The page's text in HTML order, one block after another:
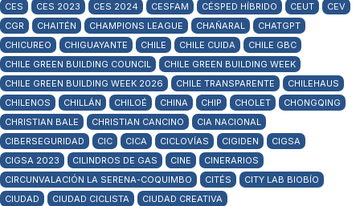
CES
CES 2023 CES 2024 CESFAM CÉSPED HÍBRIDO CEUT
CEV
CGR
CHAITÉN CHAMPIONS LEAGUE CHAÑARAL
CHATGPT
CHICUREO
CHIGUAYANTE CHILE CHILE CUIDA
CHILE GBC
CHILE GREEN BUILDING COUNCIL
CHILE GREEN BUILDING WEEK
CHILE GREEN BUILDING WEEK 2026
CHILE TRANSPARENTE
CHILEHAUS
CHILENOS
CHILLÁN CHILOÉ CHINA CHIP CHOLET
CHONGQING
CHRISTIAN BALE
CHRISTIAN CANCINO
CIA NACIONAL
CIBERSEGURIDAD
CIC CICA CICLOVÍAS CIGIDEN
CIGSA
CIGSA 2023
CILINDROS DE GAS CINE
CINERARIOS
CIRCUNVALACIÓN LA SERENA-COQUIMBO
CITÉS
CITY LAB BIOBÍO
CIUDAD
CIUDAD CICLISTA
CIUDAD CREATIVA